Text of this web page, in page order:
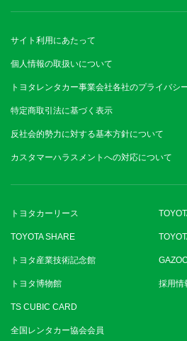
サイト利用にあたって
個人情報の取扱いについて
トヨタレンタカー事業会社各社のプライバシ
特定商取引法に基づく表示
反社会的勢力に対する基本方針について
カスタマーハラスメントへの対応について
トヨタカーリース
TOYOTA SHARE
トヨタ産業技術記念館
トヨタ博物館 採用情
TS CUBIC CARD
全国レンタカー協会会員